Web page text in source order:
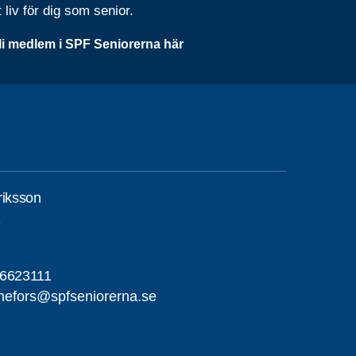
liv för dig som senior.
medlem i SPF Seniorerna här